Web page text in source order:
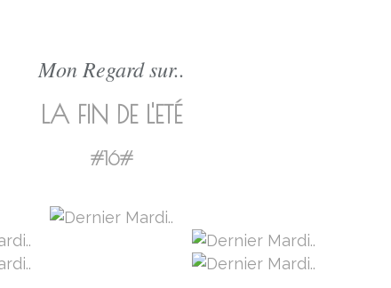
Mon Regard sur..
LA FIN DE L'ETÉ
#16#